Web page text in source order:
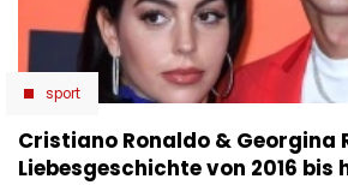
sport
Cristiano Ronaldo & Georgina
Liebesgeschichte von 2016 bis